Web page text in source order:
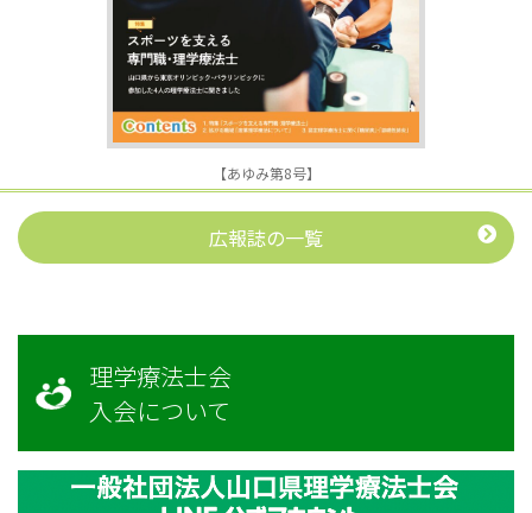
【あゆみ第8号】
広報誌の一覧
理学療法士会
入会について